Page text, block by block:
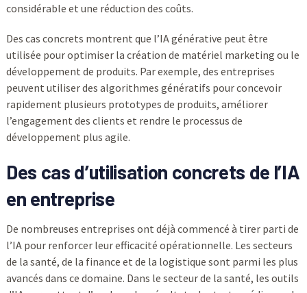
considérable et une réduction des coûts.
Des cas concrets montrent que l’IA générative peut être
utilisée pour optimiser la création de matériel marketing ou le
développement de produits. Par exemple, des entreprises
peuvent utiliser des algorithmes génératifs pour concevoir
rapidement plusieurs prototypes de produits, améliorer
l’engagement des clients et rendre le processus de
développement plus agile.
Des cas d’utilisation concrets de l’IA
en entreprise
De nombreuses entreprises ont déjà commencé à tirer parti de
l’IA pour renforcer leur efficacité opérationnelle. Les secteurs
de la santé, de la finance et de la logistique sont parmi les plus
avancés dans ce domaine. Dans le secteur de la santé, les outils